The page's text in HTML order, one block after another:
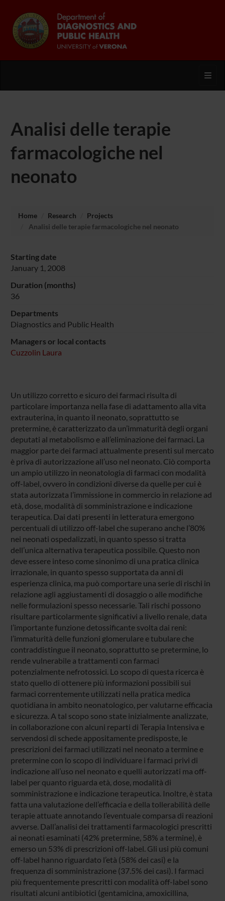
Analisi delle terapie
farmacologiche nel
neonato
Home Research
Projects
Analisi delle terapie farmacologiche nel neonato
Starting date
January 1, 2008
Duration (months)
36
Departments
Diagnostics and Public Health
Managers or local contacts
Cuzzolin Laura
Un utilizzo corretto e sicuro dei farmaci risulta di
particolare importanza nella fase di adattamento alla vita
extrauterina, in quanto il neonato, soprattutto se
pretermine, è caratterizzato da un’immaturità degli organi
deputati al metabolismo e all’eliminazione dei farmaci. La
maggior parte dei farmaci attualmente presenti sul mercato
è priva di autorizzazione all’uso nel neonato. Ciò comporta
un ampio utilizzo in neonatologia di farmaci con modalità
off-label, ovvero in condizioni diverse da quelle per cui è
stata autorizzata l’immissione in commercio in relazione ad
età, dose, modalità di somministrazione e indicazione
terapeutica. Dai dati presenti in letteratura emergono
percentuali di utilizzo off-label che superano anche l’80%
nei neonati ospedalizzati, in quanto spesso si tratta
dell’unica alternativa terapeutica possibile. Questo non
deve essere inteso come sinonimo di una pratica clinica
irrazionale, in quanto spesso supportata da anni di
esperienza clinica, ma può comportare una serie di rischi in
relazione agli aggiustamenti di dosaggio o alle modifiche
nelle formulazioni spesso necessarie. Tali rischi possono
risultare particolarmente significativi a livello renale, data
l’importante funzione detossificante svolta dai reni:
l’immaturità delle funzioni glomerulare e tubulare che
contraddistingue il neonato, soprattutto se pretermine, lo
rende vulnerabile a trattamenti con farmaci
potenzialmente nefrotossici. Lo scopo di questa ricerca è
stato quello di ottenere più informazioni possibili sui
farmaci correntemente utilizzati nella pratica medica
quotidiana in ambito neonatologico, per valutarne efficacia
e sicurezza. A tal scopo sono state inizialmente analizzate,
in collaborazione con alcuni reparti di Terapia Intensiva e
servendosi di schede appositamente predisposte, le
prescrizioni dei farmaci utilizzati nel neonato a termine e
pretermine con lo scopo di individuare i farmaci privi di
indicazione all’uso nel neonato e quelli autorizzati ma off-
label per quanto riguarda età, dose, modalità di
somministrazione e indicazione terapeutica. Inoltre, è stata
fatta una valutazione dell’efficacia e della tollerabilità delle
terapie attuate annotando l’eventuale comparsa di reazioni
avverse. Dall’analisi dei trattamenti farmacologici prescritti
ai neonati esaminati (42% pretermine, 58% a termine), è
emerso un 53% di prescrizioni off-label. Gli usi più comuni
off-label hanno riguardato l’età (58% dei casi) e la
frequenza di somministrazione (37.5% dei casi). I farmaci
più frequentemente prescritti con modalità off-label sono
risultati alcuni antibiotici (gentamicina, amoxicillina,